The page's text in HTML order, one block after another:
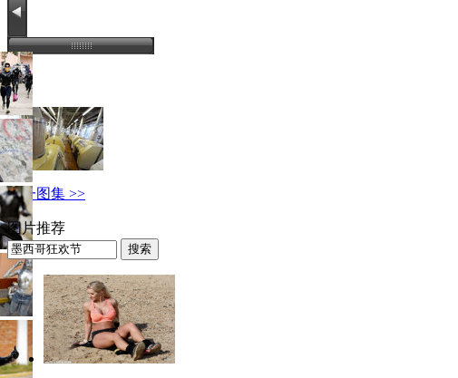
下一图集 >>
图片推荐